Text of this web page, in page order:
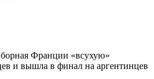
Франции «всухую»
и вышла в финал на аргентинцев